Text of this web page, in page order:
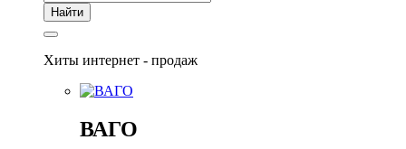
Найти
Хиты интернет - продаж
ВАГО